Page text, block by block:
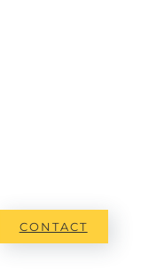
CONTACT